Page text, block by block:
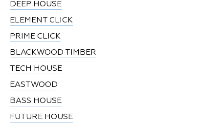
DEEP HOUSE
ELEMENT CLICK
PRIME CLICK
BLACKWOOD TIMBER
TECH HOUSE
EASTWOOD
BASS HOUSE
FUTURE HOUSE